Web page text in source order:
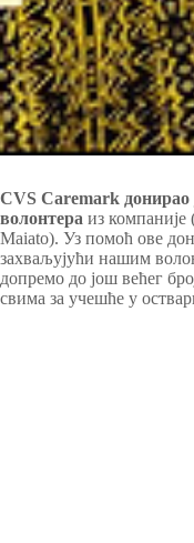
CVS Caremark донирао
волонтера из
Maiato). Уз помоћ ове
захваљујући нашим
допремо до још већег
свима за учешће у